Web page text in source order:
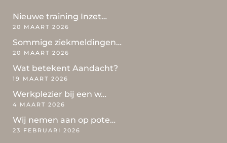
Nieuwe training Inzet…
20 MAART 2026
Sommige ziekmeldingen…
20 MAART 2026
Wat betekent Aandacht?
19 MAART 2026
Werkplezier bij een w…
4 MAART 2026
Wij nemen aan op pote…
23 FEBRUARI 2026